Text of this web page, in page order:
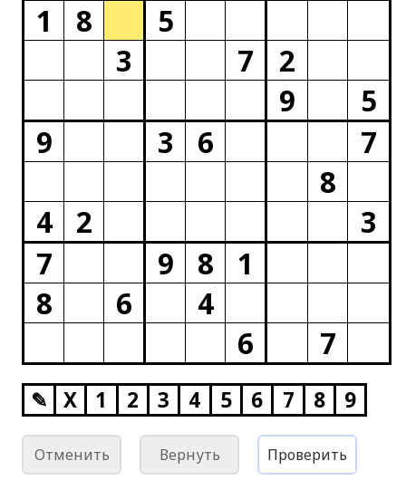
1 8
5
3
7
2
9
5
9
3 6
7
8
4
2
3
7
9 8
1
8
6
4
6
7
✎ X 1 2 3 4 5 6 7 8 9
Отменить Вернуть Проверить